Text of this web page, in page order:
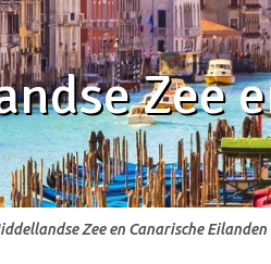
Zee
Zee en Canarische Eilanden